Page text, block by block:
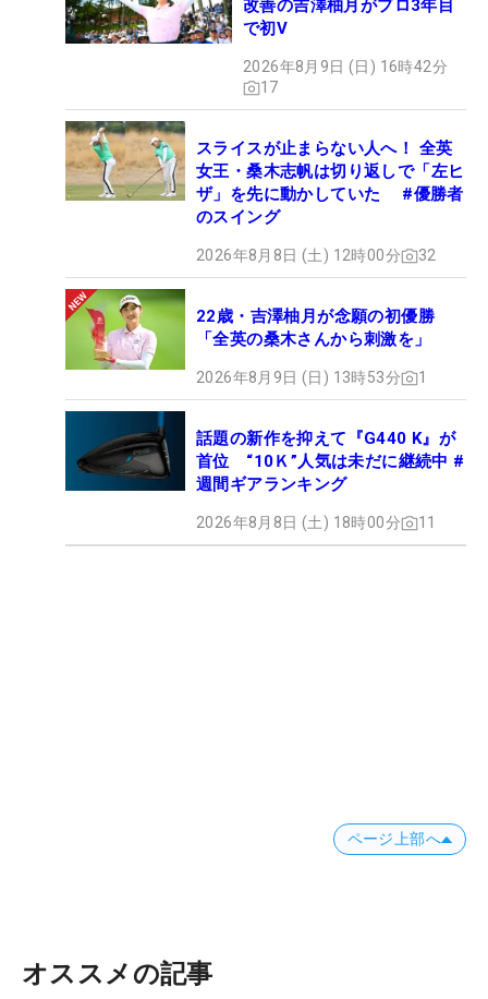
改善の吉澤柚月がプロ3年目
で初V
2026年8月9日 (日) 16時42分
17
スライスが止まらない人へ！ 全英
女王・桑木志帆は切り返しで「左ヒ
ザ」を先に動かしていた #優勝者
のスイング
2026年8月8日 (土) 12時00分 32
22歳・吉澤柚月が念願の初優勝
「全英の桑木さんから刺激を」
2026年8月9日 (日) 13時53分 1
話題の新作を抑えて『G440 K』が
首位 “10Ｋ”人気は未だに継続中 #
週間ギアランキング
2026年8月8日 (土) 18時00分 11
ページ上部へ
オススメの記事